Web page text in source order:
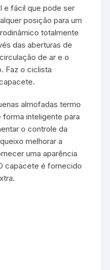
e fácil que pode ser
posição para um
totalmente
das aberturas de
de ar e o
Faz o ciclista
almofadas termo
inteligente para
o controle da
melhorar a
uma aparência
capacete é fornecido